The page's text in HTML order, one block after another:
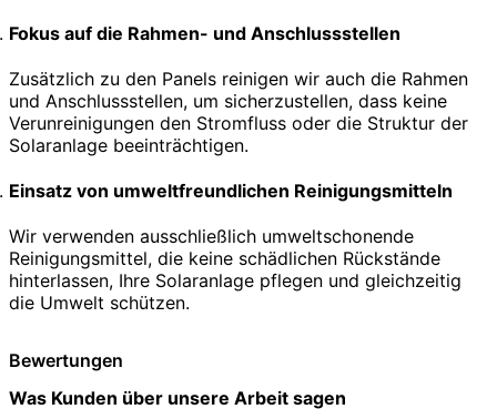
Fokus auf die Rahmen- und Anschlussstellen
Zusätzlich zu den Panels reinigen wir auch die Rahmen
und Anschlussstellen, um sicherzustellen, dass keine
Verunreinigungen den Stromfluss oder die Struktur der
Solaranlage beeinträchtigen.
Einsatz von umweltfreundlichen Reinigungsmitteln
Wir verwenden ausschließlich umweltschonende
Reinigungsmittel, die keine schädlichen Rückstände
hinterlassen, Ihre Solaranlage pflegen und gleichzeitig
die Umwelt schützen.
Bewertungen
Was Kunden über unsere Arbeit sagen